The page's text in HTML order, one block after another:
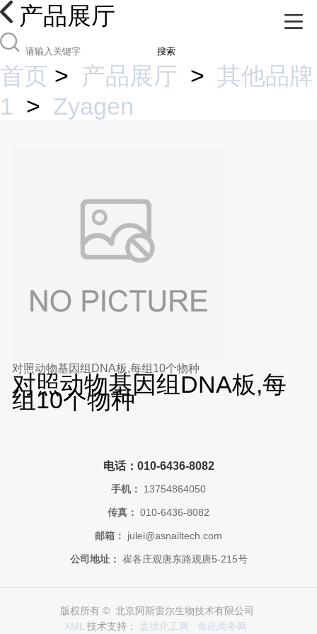
产品展厅
搜索
首页 > 产品展厅 > 其他品牌
1 > Zyagen
对照动物基因组DNA板,每组10个物种
对照动物基因组DNA板,每
组10个物种
电话：010-6436-8082
手机： 13754864050
传真： 010-6436-8082
邮箱： julei@asnailtech.com
公司地址： 崔各庄观唐东路观唐5-215号
版权所有 © 北京阿斯雷尔生物技术有限公司
XML 技术支持： 盖德化工网 食品商务网